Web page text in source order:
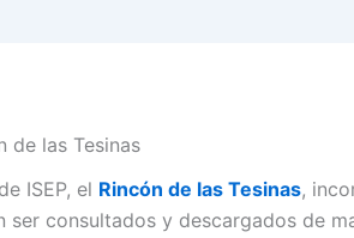
de las Tesinas
ISEP, el Rincón de las Tesinas,
ser consultados y descargados de